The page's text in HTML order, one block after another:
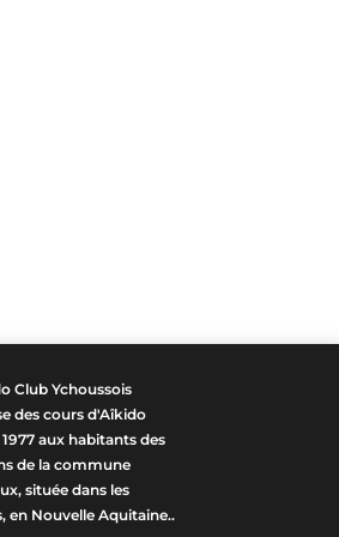
Club Ychoussois
des cours d'Aîkido
aux habitants des
de la commune
située dans les
en Nouvelle Aquitaine..